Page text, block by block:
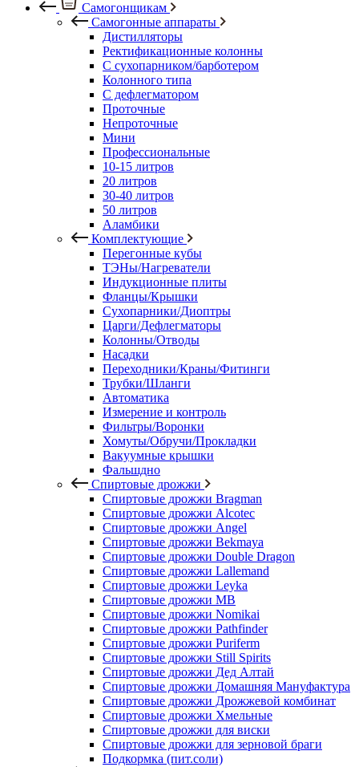
Самогонщикам
Самогонные аппараты
Дистилляторы
Ректификационные колонны
С сухопарником/барботером
Колонного типа
С дефлегматором
Проточные
Непроточные
Мини
Профессиональные
10-15 литров
20 литров
30-40 литров
50 литров
Аламбики
Комплектующие
Перегонные кубы
ТЭНы/Нагреватели
Индукционные плиты
Фланцы/Крышки
Сухопарники/Диоптры
Царги/Дефлегматоры
Колонны/Отводы
Насадки
Переходники/Краны/Фитинги
Трубки/Шланги
Автоматика
Измерение и контроль
Фильтры/Воронки
Хомуты/Обручи/Прокладки
Вакуумные крышки
Фальшдно
Спиртовые дрожжи
Спиртовые дрожжи Bragman
Спиртовые дрожжи Alcotec
Спиртовые дрожжи Angel
Спиртовые дрожжи Bekmaya
Спиртовые дрожжи Double Dragon
Спиртовые дрожжи Lallemand
Спиртовые дрожжи Leyka
Спиртовые дрожжи MB
Спиртовые дрожжи Nomikai
Спиртовые дрожжи Pathfinder
Спиртовые дрожжи Puriferm
Спиртовые дрожжи Still Spirits
Спиртовые дрожжи Дед Алтай
Спиртовые дрожжи Домашняя Мануфактура
Спиртовые дрожжи Дрожжевой комбинат
Спиртовые дрожжи Хмельные
Спиртовые дрожжи для виски
Спиртовые дрожжи для зерновой браги
Подкормка (пит.соли)